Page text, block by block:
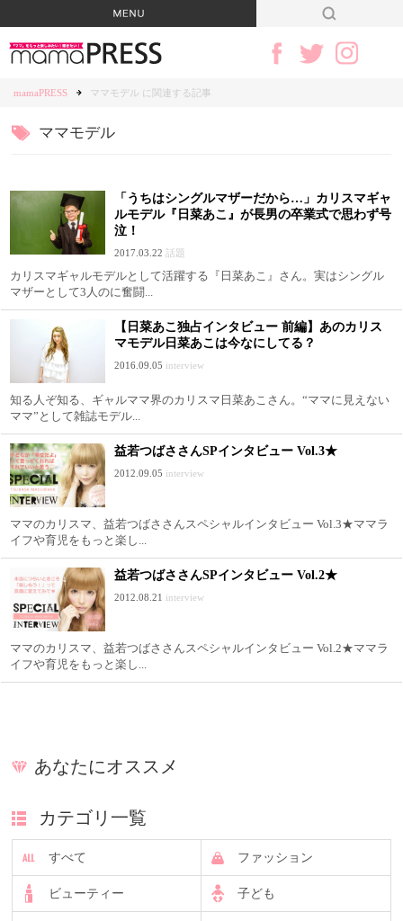
mamaPRESS ママモデル に関連する記事
ママモデル
「うちはシングルマザーだから…」カリスマギャ
ルモデル『日菜あこ』が長男の卒業式で思わず号
泣！
2017.03.22 話題
カリスマギャルモデルとして活躍する『日菜あこ』さん。実はシングル
マザーとして3人のに奮闘...
【日菜あこ独占インタビュー 前編】あのカリス
マモデル日菜あこは今なにしてる？
2016.09.05 interview
知る人ぞ知る、ギャルママ界のカリスマ日菜あこさん。“ママに見えない
ママ”として雑誌モデル...
益若つばささんSPインタビュー Vol.3★
2012.09.05 interview
ママのカリスマ、益若つばささんスペシャルインタビュー Vol.3★ママラ
イフや育児をもっと楽し...
益若つばささんSPインタビュー Vol.2★
2012.08.21 interview
ママのカリスマ、益若つばささんスペシャルインタビュー Vol.2★ママラ
イフや育児をもっと楽し...
あなたにオススメ
カテゴリ一覧
すべて ファッション
ビューティー 子ども